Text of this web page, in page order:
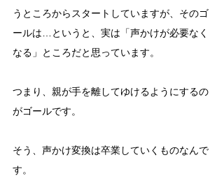
うところからスタートしていますが、そのゴ
ールは…というと、実は「声かけが必要なく
なる」ところだと思っています。
つまり、親が手を離してゆけるようにするの
がゴールです。
そう、声かけ変換は卒業していくものなんで
す。